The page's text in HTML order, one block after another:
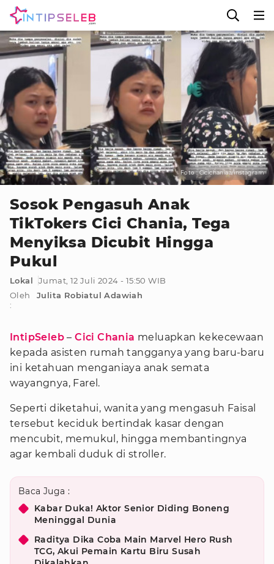
Foto : Cicichaniaa/instagram
Sosok Pengasuh Anak
TikTokers Cici Chania, Tega
Menyiksa Dicubit Hingga
Pukul
Lokal
Jumat, 12 Juli 2024 - 15:50 WIB
Oleh
:
Julita Robiatul Adawiah
IntipSeleb –Cici Chania meluapkan kekecewaan
kepada asisten rumah tangganya yang baru-baru
ini ketahuan menganiaya anak semata
wayangnya, Farel.
Seperti diketahui, wanita yang mengasuh Faisal
tersebut keciduk bertindak kasar dengan
mencubit, memukul, hingga membantingnya
agar kembali duduk di stroller.
Baca Juga :
Kabar Duka! Aktor Senior Diding Boneng
Meninggal Dunia
Raditya Dika Coba Main Marvel Hero Rush
TCG, Akui Pemain Kartu Biru Susah